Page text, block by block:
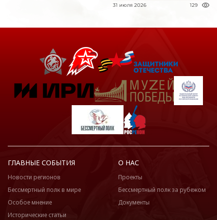
31 июля 2026 129
ГЛАВНЫЕ СОБЫТИЯ
Новости регионов
Бессмертный полк в мире
Особое мнение
Исторические статьи
О НАС
Проекты
Бессмертный полк за рубежом
Документы